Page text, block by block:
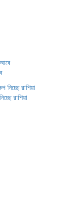
রাশিয়া